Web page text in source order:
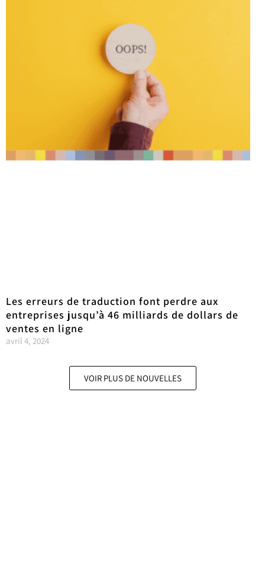
Les erreurs de traduction font perdre aux
entreprises jusqu’à 46 milliards de dollars de
ventes en ligne
avril 4, 2024
VOIR PLUS DE NOUVELLES